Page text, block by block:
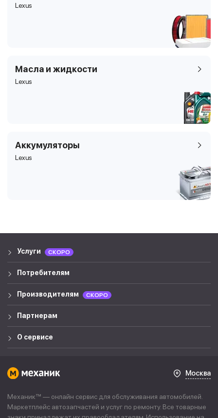
Lexus
Масла и жидкости
Lexus
Аккумуляторы
Lexus
Услуги СКОРО
Потребителям
Производителям СКОРО
Партнерам
О сервисе
Москва
Механик™ — онлайн сервис для обслуживания автомобилей.
Маркетплейс автозапчастей и услуг по ремонту. Все товарные